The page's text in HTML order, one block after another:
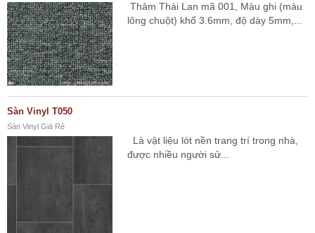
Thảm Thái Lan mã 001, Màu ghi (màu
lông chuột) khổ 3.6mm, độ dày 5mm,...
Sàn Vinyl T050
Sàn Vinyl Giá Rẻ
Là vật liệu lót nền trang trí trong nhà,
được nhiều người sử...